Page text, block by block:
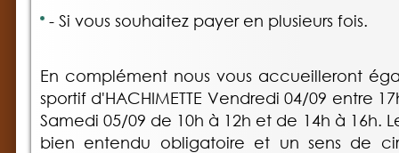
- Si vous souhaitez payer en plusieurs fois.
En complément nous vous accueilleront
sportif d'HACHIMETTE Vendredi 04/09 entre
Samedi 05/09 de 10h à 12h et de 14h à 16h.
bien entendu obligatoire et un sens de